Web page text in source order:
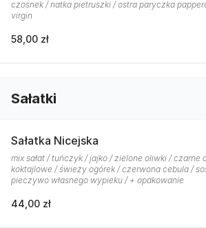
czosnek / natka pietruszki / ostra paryczka
virgin
58,00 zł
Sałatki
Sałatka Nicejska
mix sałat / tuńczyk / jajko / zielone oliwki / czarne
koktajlowe / świeży ogórek / czerwona cebula /
pieczywo własnego wypieku / + opakowanie
44,00 zł